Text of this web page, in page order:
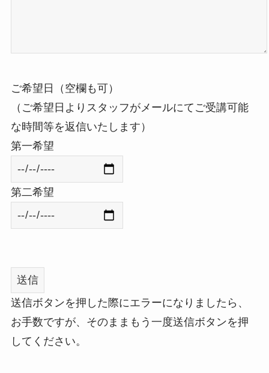
ご希望日（空欄も可）
（ご希望日よりスタッフがメールにてご受講可能
な時間等を返信いたします）
第一希望
第二希望
送信ボタンを押した際にエラーになりましたら、
お手数ですが、そのままもう一度送信ボタンを押
してください。